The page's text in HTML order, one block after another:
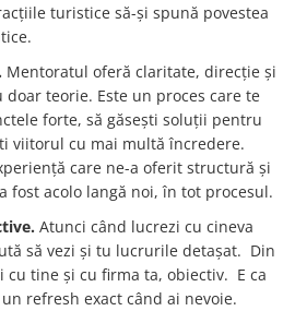
turistice să-și spună povestea
Mentoratul oferă claritate, direcție și
teorie. Este un proces care te
forte, să găsești soluții pentru
viitorul cu mai multă încredere.
care ne-a oferit structură și
fost acolo langă noi, în tot procesul.
Atunci când lucrezi cu cineva
să vezi și tu lucrurile detașat. Din
cu tine și cu firma ta, obiectiv. E ca
refresh exact când ai nevoie.